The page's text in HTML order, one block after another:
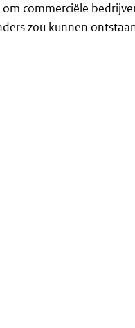
commerciële
zou kunnen